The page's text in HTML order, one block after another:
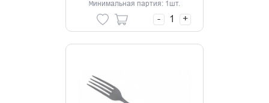
Минимальная партия: 1шт.
- +